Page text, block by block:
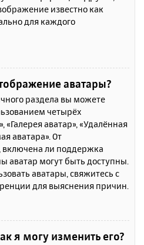
известно как
для каждого
аватары?
раздела вы можете
четырёх
«Галерея аватар», «Удалённая
аватара». От
включена ли поддержка
аватар могут быть доступны.
аватары, свяжитесь с
для выяснения причин.
я могу изменить его?